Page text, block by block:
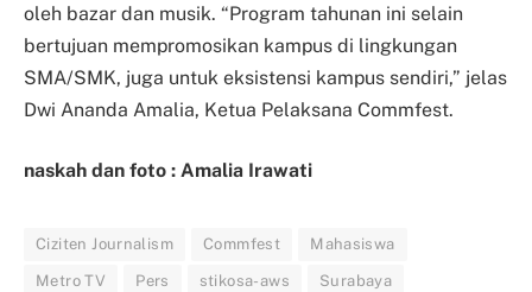
oleh bazar dan musik. “Program tahunan ini selain
bertujuan mempromosikan kampus di lingkungan
SMA/SMK, juga untuk eksistensi kampus sendiri,” jelas
Dwi Ananda Amalia, Ketua Pelaksana Commfest.
naskah dan foto : Amalia Irawati
Ciziten Journalism Commfest Mahasiswa
Metro TV Pers stikosa-aws Surabaya